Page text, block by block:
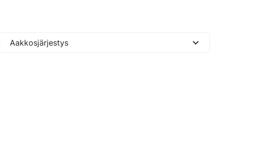
Aakkosjärjestys expand_more